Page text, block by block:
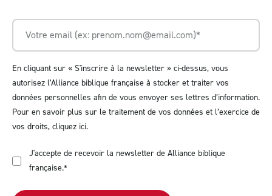
En cliquant sur « S'inscrire à la newsletter » ci-dessus, vous
autorisez l’Alliance biblique française à stocker et traiter vos
données personnelles afin de vous envoyer ses lettres d’information.
Pour en savoir plus sur le traitement de vos données et l’exercice de
vos droits, cliquez ici.
J'accepte de recevoir la newsletter de Alliance biblique
française.*